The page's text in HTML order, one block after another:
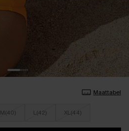
Maattabel
M(40) L(42) XL(44)